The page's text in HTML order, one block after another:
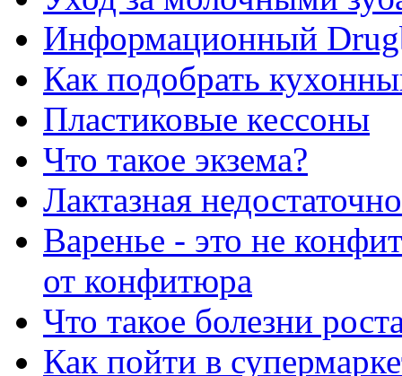
Информационный
Как подобрать
Пластиковые кессоны
Что такое экзема?
Лактазная
Варенье - это не
от конфитюра
Что такое болезни
Как пойти в